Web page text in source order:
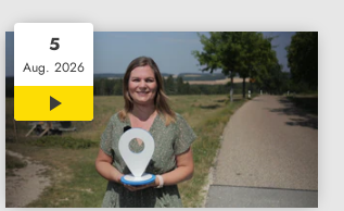
5
Aug. 2026
15:14